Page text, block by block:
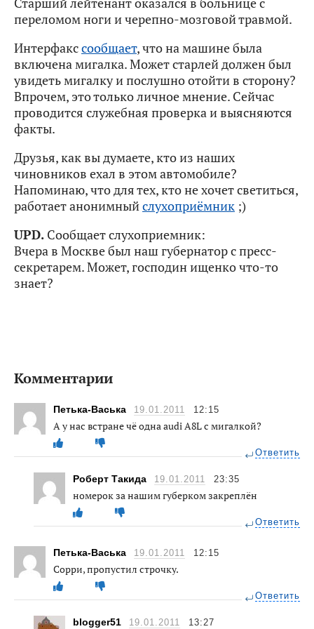
переломом ноги и черепно-мозговой травмой.
Интерфакссообщает, что на машине была
включена мигалка. Может старлей должен был
увидеть мигалку и послушно отойти в сторону?
Впрочем, это только личное мнение. Сейчас
проводится служебная проверка и выясняются
факты.
Друзья, как вы думаете, кто из наших
чиновников ехал в этом автомобиле?
Напоминаю, что для тех, кто не хочет светиться,
работает анонимныйслухоприёмник ;)
UPD. Сообщает слухоприемник:
Вчера в Москве был наш губернатор с пресс-
секретарем. Может, господин ищенко что-то
знает?
Комментарии
Петька-Васька 19.01.2011 12:15
А у нас встране чё одна audi A8L с мигалкой?
Ответить
Роберт Такида 19.01.2011 23:35
номерок за нашим губерком закреплён
Ответить
Петька-Васька 19.01.2011 12:15
Сорри, пропустил строчку.
Ответить
blogger51 19.01.2011 13:27